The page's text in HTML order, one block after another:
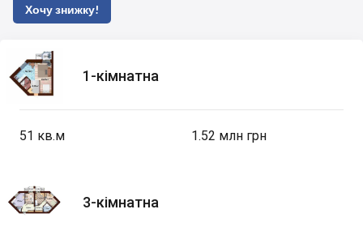
Хочу знижку!
1-кімнатна
51 кв.м 1.52 млн грн
3-кімнатна